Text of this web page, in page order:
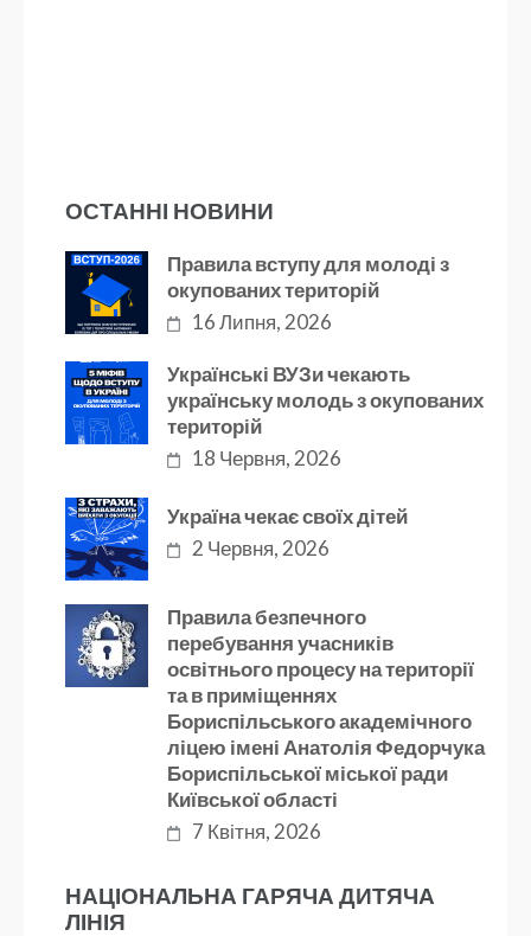
ОСТАННІ НОВИНИ
Правила вступу для молоді з
окупованих територій
16 Липня, 2026
Українські ВУЗи чекають
українську молодь з окупованих
територій
18 Червня, 2026
Україна чекає своїх дітей
2 Червня, 2026
Правила безпечного
перебування учасників
освітнього процесу на території
та в приміщеннях
Бориспільського академічного
ліцею імені Анатолія Федорчука
Бориспільської міської ради
Київської області
7 Квітня, 2026
НАЦІОНАЛЬНА ГАРЯЧА ДИТЯЧА
ЛІНІЯ